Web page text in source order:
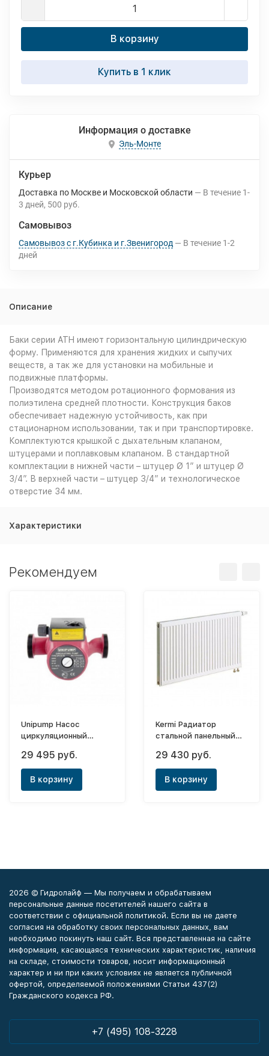
В корзину
Купить в 1 клик
Информация о доставке
Эль-Монте
Курьер
Доставка по Москве и Московской области В течение 1-
3 дней 500 руб.
Самовывоз
Самовывоз с г.Кубинка и г.Звенигород В течение 1-2
дней
Описание
Баки серии ATH имеют горизонтальную цилиндрическую
форму. Применяются для хранения жидких и сыпучих
веществ, а так же для установки на мобильные и
подвижные платформы.
Производятся методом ротационного формования из
полиэтилена средней плотности. Конструкция баков
обеспечивает надежную устойчивость, как при
стационарном использовании, так и при транспортировке.
Комплектуются крышкой с дыхательным клапаном,
штуцерами и поплавковым клапаном. В стандартной
комплектации в нижней части – штуцер Ø 1” и штуцер Ø
3/4”. В верхней части – штуцер 3/4” и технологическое
отверстие 34 мм.
Характеристики
Рекомендуем
Unipump Насос
циркуляционный
(220)
29 495 руб.
В корзину
Kermi Радиатор
стальной панельный
12х500х2000
29 430 руб.
В корзину
2026 © Гидролайф — Мы получаем и обрабатываем
персональные данные посетителей нашего сайта в
соответствии с официальной политикой. Если вы не даете
согласия на обработку своих персональных данных, вам
необходимо покинуть наш сайт. Вся представленная на сайте
информация, касающаяся технических характеристик, наличия
на складе, стоимости товаров, носит информационный
характер и ни при каких условиях не является публичной
офертой, определяемой положениями Статьи 437(2)
Гражданского кодекса РФ.
+7 (495) 108-3228